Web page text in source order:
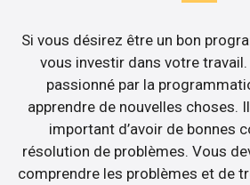
Si vous désirez être un bon
vous investir dans votre
passionné par la
apprendre de nouvelles choses.
important d’avoir de bonnes
résolution de problèmes. Vous
comprendre les problèmes et de